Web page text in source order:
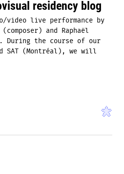
residency blog
video live performance by
and Raphaël
the course of our
SAT (Montréal), we will